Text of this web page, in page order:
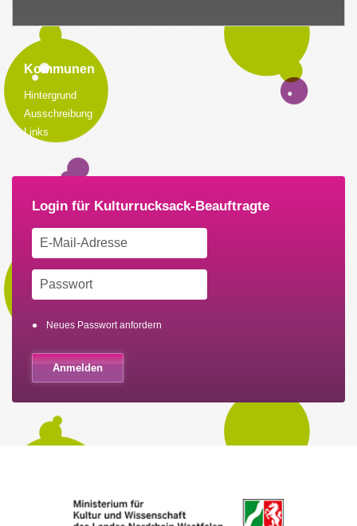
Kommunen
Hintergrund
Ausschreibung
Links
Neues Passwort anfordern